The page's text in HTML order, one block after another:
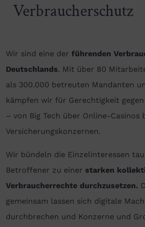
Verbraucherschutz
Wir sind eine der führenden
Deutschlands. Mit über 80
als 300.000 betreuten Mandanten
kämpfen wir für Gerechtigkeit
– von Big Tech über Online-Casinos
Versicherungskonzernen.
Wir bündeln die Einzelinteressen
Betroffener zu einer starken
Verbraucherrechte durchzusetzen.
gemeinsam lassen sich digitale
durchbrechen und Konzerne und